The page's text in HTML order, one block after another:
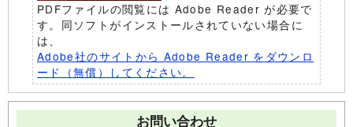
PDFファイルの閲覧には Adobe Reader が必要で
す。同ソフトがインストールされていない場合に
は、
Adobe社のサイトから Adobe Reader をダウンロ
ード（無償）してください。
お問い合わせ